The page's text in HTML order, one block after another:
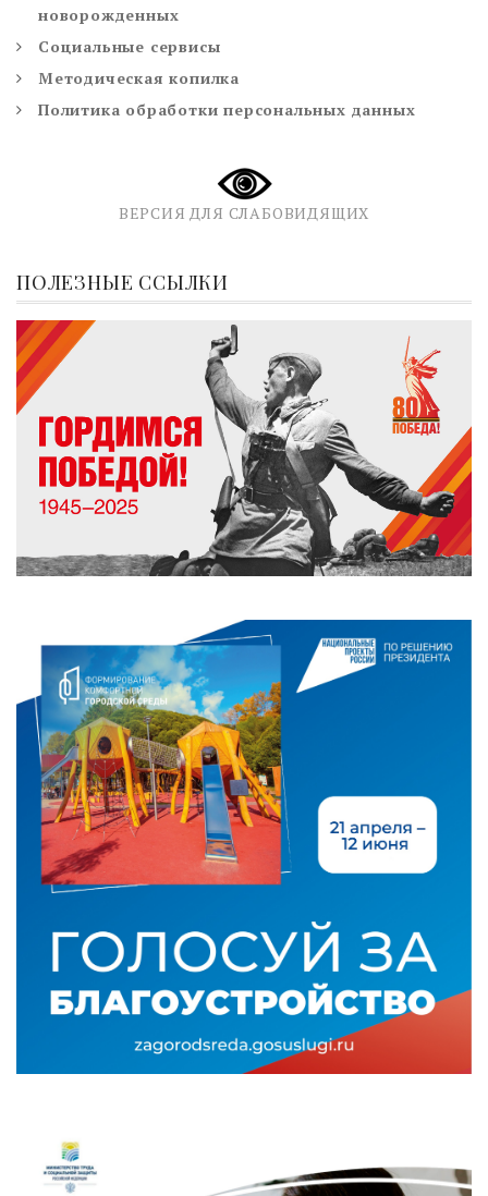
новорожденных
Социальные сервисы
Методическая копилка
Политика обработки персональных данных
ВЕРСИЯ ДЛЯ СЛАБОВИДЯЩИХ
ПОЛЕЗНЫЕ ССЫЛКИ